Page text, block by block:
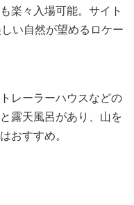
楽々入場可能。サイト
い自然が望めるロケー
レーラーハウスなどの
露天風呂があり、山を
おすすめ。